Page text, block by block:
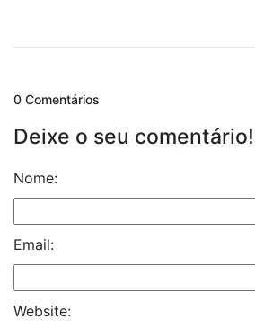
0 Comentários
Deixe o seu comentário!
Nome:
Email:
Website: